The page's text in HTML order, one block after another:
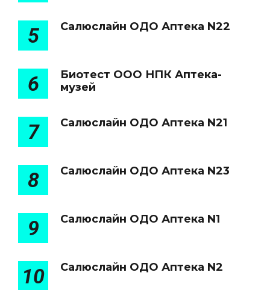
5 Салюслайн ОДО Аптека N22
6
Биотест ООО НПК Аптека-
музей
7 Салюслайн ОДО Аптека N21
8 Салюслайн ОДО Аптека N23
9 Салюслайн ОДО Аптека N1
10 Салюслайн ОДО Аптека N2